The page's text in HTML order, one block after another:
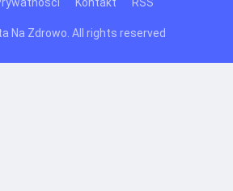
Na Zdrowo. All rights reserved